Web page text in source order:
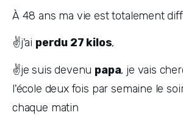
À 48 ans ma vie est totalement
✌️j'ai perdu 27 kilos,
✌️je suis devenu papa, je vais
l'école deux fois par semaine le
chaque matin